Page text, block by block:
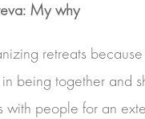
My why
retreats
being together and
with people for an